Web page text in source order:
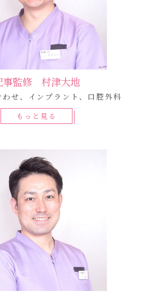
事監修 村津大地
せ、インプラント、口腔外科
もっと見る